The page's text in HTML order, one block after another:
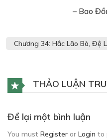
– Bao
THẢO LUẬN
Để lại một bình luận
You must Register or Login to